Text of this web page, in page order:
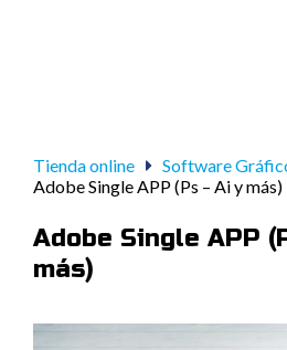
Tienda online
Software
Adobe Single APP (Ps – Ai y más)
Adobe Single APP
más)